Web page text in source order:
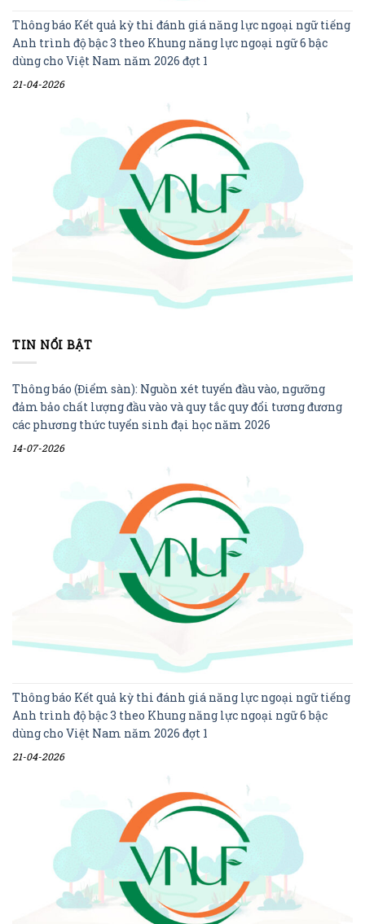
Thông báo Kết quả kỳ thi đánh giá năng lực ngoại ngữ tiếng
Anh trình độ bậc 3 theo Khung năng lực ngoại ngữ 6 bậc
dùng cho Việt Nam năm 2026 đợt 1
21-04-2026
TIN NỔI BẬT
Thông báo (Điểm sàn): Nguồn xét tuyển đầu vào, ngưỡng
đảm bảo chất lượng đầu vào và quy tắc quy đổi tương đương
các phương thức tuyển sinh đại học năm 2026
14-07-2026
Thông báo Kết quả kỳ thi đánh giá năng lực ngoại ngữ tiếng
Anh trình độ bậc 3 theo Khung năng lực ngoại ngữ 6 bậc
dùng cho Việt Nam năm 2026 đợt 1
21-04-2026